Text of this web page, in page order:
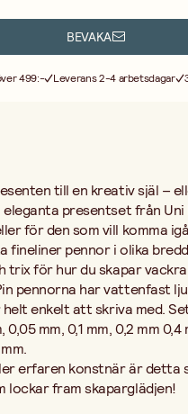
konstnär är detta set ett
BEVAKA
499:- Leverans 2-4 arbetsdagar
till en kreativ själ –
presentset från
för den som vill komma
fineliner pennor i olika
trix för hur du skapar
pennorna har vattenfast
enkelt att skriva med.
mm, 0,1 mm, 0,2 mm 0,4
erfaren konstnär är
lockar fram skaparglädjen!